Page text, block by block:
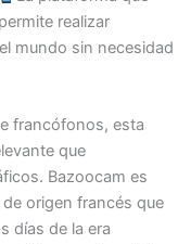
realizar
mundo sin necesidad
francófonos, esta
que
Bazoocam es
origen francés que
días de la era